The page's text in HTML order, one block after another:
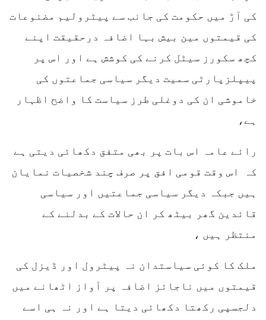
کی آڑ میں حکومت کی جانب سے پیٹرولیم مضنوعات
کی قیمتوں مین بیش بہا اضافہ درحقیقت اپنے
کچھ سکورز سیٹل کرنے کی کوشش ہے اور اس پر
پیپلزپارٹی سمیت دیگر سیاسی جماعتوں کی
خاموشی ان کی دوغلی طرز سیاست کا واضح اظہار
ہے،
رائے عامہ اس بات پر بھی متفق دکھائی دیتی ہے
کہ اس وقت قومی افق پر صرف چند شخصیات نمایان
ہیں جبکہ دیگر سیاسی جماعتیں اور سیاسی
قائدین گھر بیٹھ کر ان حالات کے بدلنے کے
منتظر ہیں ،
ملک کا کوئی سیاستدان نہ پیٹرول اور ڈیزل کی
قیمتوں میں ناجائز اضافہ پر آواز اٹھانے میں
دلجسپی رکھتا دکھائی دیتا ہے اور نہ ہی اسے